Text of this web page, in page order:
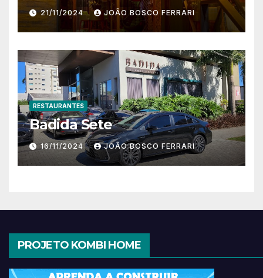
21/11/2024 JOÃO BOSCO FERRARI
RESTAURANTES
Badida Sete
16/11/2024 JOÃO BOSCO FERRARI
PROJETO KOMBI HOME